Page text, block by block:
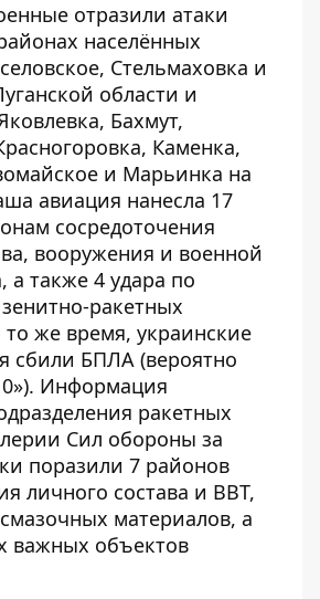
отразили атаки
населённых
Стельмаховка и
области и
Бахмут,
Каменка,
и Марьинка на
авиация нанесла 17
сосредоточения
вооружения и военной
а также 4 удара по
зенитно-ракетных
же время, украинские
сбили БПЛА (вероятно
Информация
ракетных
Сил обороны за
поразили 7 районов
личного состава и ВВТ,
материалов, а
важных объектов